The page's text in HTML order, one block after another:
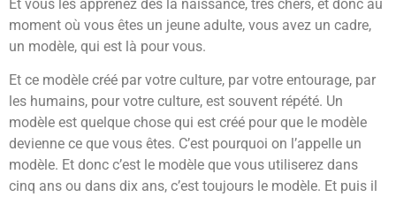
Et vous les apprenez dès la naissance, très chers, et donc au
moment où vous êtes un jeune adulte, vous avez un cadre,
un modèle, qui est là pour vous.
Et ce modèle créé par votre culture, par votre entourage, par
les humains, pour votre culture, est souvent répété. Un
modèle est quelque chose qui est créé pour que le modèle
devienne ce que vous êtes. C’est pourquoi on l’appelle un
modèle. Et donc c’est le modèle que vous utiliserez dans
cinq ans ou dans dix ans, c’est toujours le modèle. Et puis il